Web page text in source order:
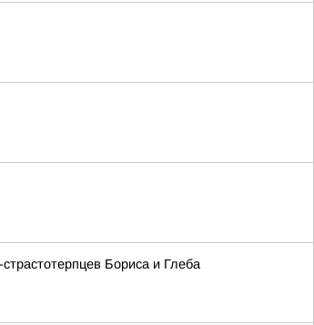
Бориса и Глеба